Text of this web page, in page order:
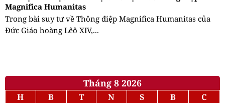
Magnifica Humanitas
Trong bài suy tư về Thông điệp Magnifica Humanitas của
Đức Giáo hoàng Lêô XIV,...
Tháng 8 2026
H B T N S B
C